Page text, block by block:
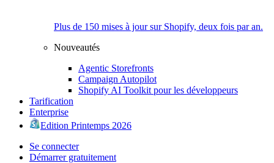
Plus de 150 mises à jour sur Shopify, deux fois par an.
Nouveautés
Agentic Storefronts
Campaign Autopilot
Shopify AI Toolkit pour les développeurs
Tarification
Enterprise
Edition Printemps 2026
Se connecter
Démarrer gratuitement